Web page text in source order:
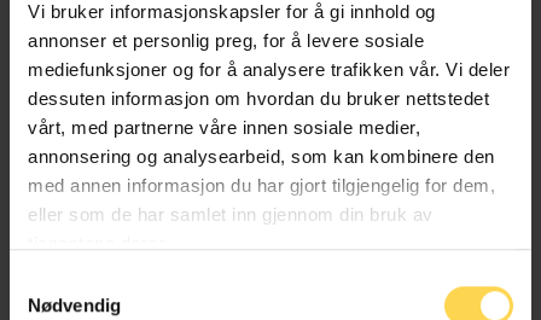
Vi bruker informasjonskapsler for å gi innhold og
annonser et personlig preg, for å levere sosiale
mediefunksjoner og for å analysere trafikken vår. Vi deler
dessuten informasjon om hvordan du bruker nettstedet
vårt, med partnerne våre innen sosiale medier,
annonsering og analysearbeid, som kan kombinere den
med annen informasjon du har gjort tilgjengelig for dem,
eller som de har samlet inn gjennom din bruk av
Nødvendig
Imran Haider
Trygderett og pensjonsrett